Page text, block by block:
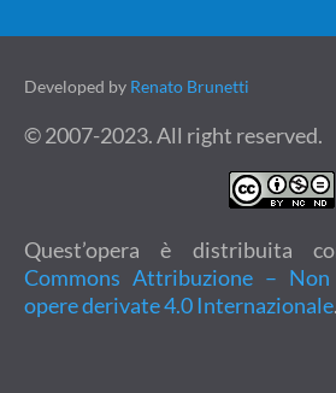
Developed by Renato Brunetti
© 2007-2023. All right reserved.
Quest’opera è distribuita
Commons Attribuzione –
opere derivate 4.0 Internazionale.